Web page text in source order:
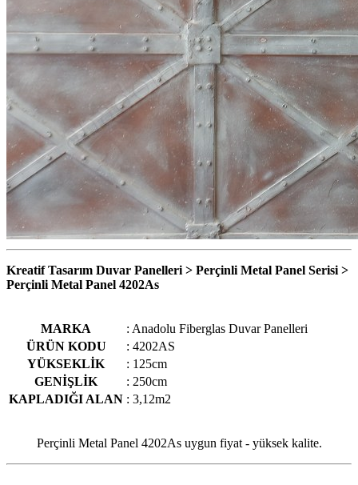
Kreatif Tasarım Duvar Panelleri > Perçinli Metal Panel Serisi >
Perçinli Metal Panel 4202As
MARKA
: Anadolu Fiberglas Duvar Panelleri
ÜRÜN KODU
: 4202AS
YÜKSEKLİK
: 125cm
GENİŞLİK
: 250cm
KAPLADIĞI ALAN : 3,12m2
Perçinli Metal Panel 4202As uygun fiyat - yüksek kalite.